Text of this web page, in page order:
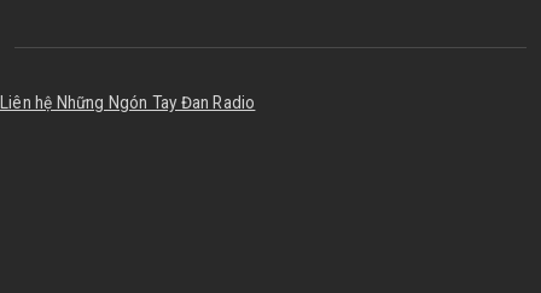
Liên hệ Những Ngón Tay Đan Radio